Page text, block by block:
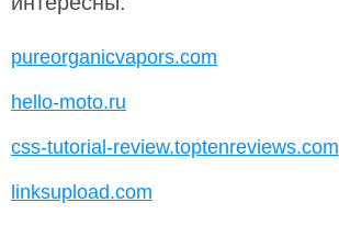
pureorganicvapors.com
hello-moto.ru
css-tutorial-review.toptenreviews.com
linksupload.com